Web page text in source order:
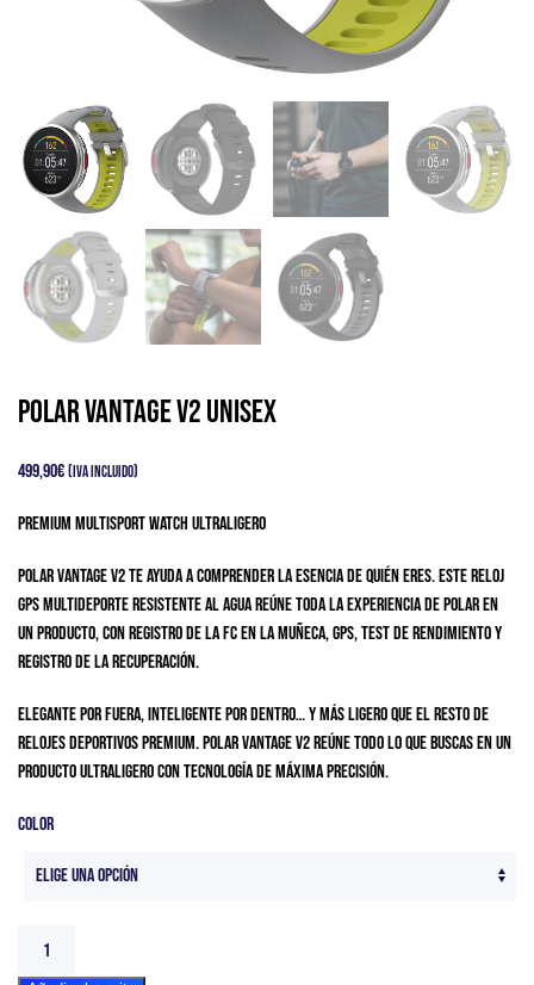
Polar Vantage V2 Unisex
499,90€(IVA Incluido)
PREMIUM MULTISPORT WATCH ULTRALIGERO
Polar Vantage V2 te ayuda a comprender la esencia de quién eres. Este reloj
GPS multideporte resistente al agua reúne toda la experiencia de Polar en
un producto, con registro de la FC en la muñeca, GPS, test de rendimiento y
registro de la recuperación.
Elegante por fuera, inteligente por dentro… y más ligero que el resto de
relojes deportivos premium. Polar Vantage V2 reúne todo lo que buscas en un
producto ultraligero con tecnología de máxima precisión.
Color
Polar